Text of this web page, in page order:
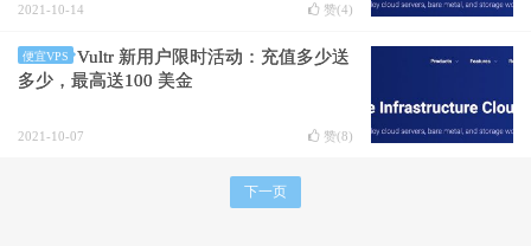
2021-10-14 赞(4)
便宜VPS
Vultr 新用户限时活动：充值多少送
多少，最高送100 美金
2021-10-07 赞(8)
下一页